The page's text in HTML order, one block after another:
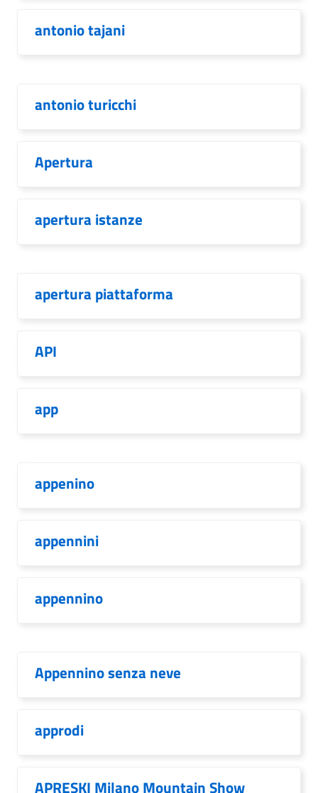
antonio tajani
antonio turicchi
Apertura
apertura istanze
apertura piattaforma
API
app
appenino
appennini
appennino
Appennino senza neve
approdi
APRESKI Milano Mountain Show